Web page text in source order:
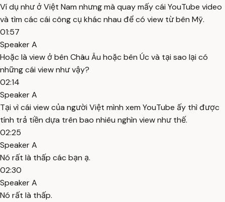
Ví dụ như ở Việt Nam nhưng mà quay mấy cái YouTube video
và tìm các cái công cụ khác nhau để có view từ bên Mỹ.
01:57
Speaker A
Hoặc là view ở bên Châu Âu hoặc bên Úc và tại sao lại có
những cái view như vậy?
02:14
Speaker A
Tại vì cái view của người Việt mình xem YouTube ấy thì được
tính trả tiền dựa trên bao nhiêu nghìn view như thế.
02:25
Speaker A
Nó rất là thấp các bạn ạ.
02:30
Speaker A
Nó rất là thấp.